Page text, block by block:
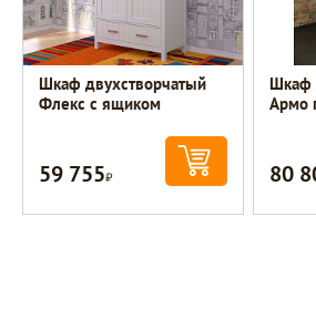
Шкаф двухстворчатый
Флекс с ящиком
59 755Р
Шкаф
Армо
80